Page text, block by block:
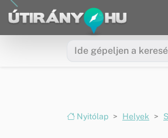
Ugrás a menüre
Ugrás a tartalomra
Nyitólap Helyek